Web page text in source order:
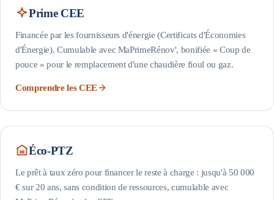
Prime CEE
Financée par les fournisseurs d'énergie (Certificats d'Économies
d'Énergie). Cumulable avec MaPrimeRénov', bonifiée « Coup de
pouce » pour le remplacement d'une chaudière fioul ou gaz.
Comprendre les CEE
Éco-PTZ
Le prêt à taux zéro pour financer le reste à charge : jusqu'à 50 000
€ sur 20 ans, sans condition de ressources, cumulable avec